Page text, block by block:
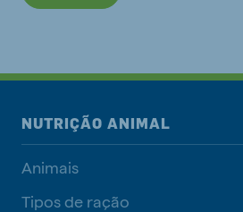
NUTRIÇÃO ANIMAL
Animais
Tipos de ração